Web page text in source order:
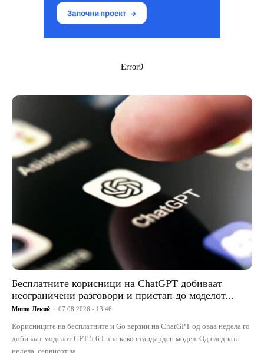
Error9
Бесплатните корисници на ChatGPT добиваат
неограничени разговори и пристап до моделот...
Мишо Лекиќ - 07.08.2026 - 13:46
Корисниците на бесплатните и Go верзии на ChatGPT од оваа недела го
добиваат моделот GPT-5.6 Luna како стандарден модел. Од следната
недела, сервисот за...